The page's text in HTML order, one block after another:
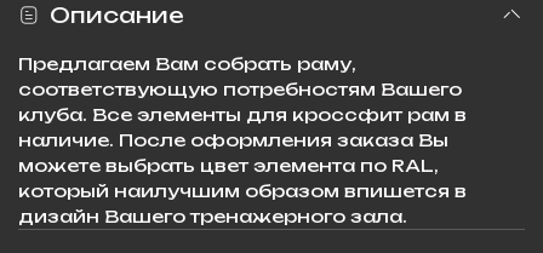
Описание
Предлагаем Вам собрать раму,
соответствующую потребностям Вашего
клуба. Все элементы для кроссфит рам в
наличие. После оформления заказа Вы
можете выбрать цвет элемента по RAL,
который наилучшим образом впишется в
дизайн Вашего тренажерного зала.